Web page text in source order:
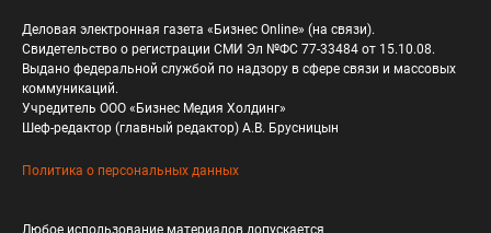
Деловая электронная газета «Бизнес Online» (на связи).
Свидетельство о регистрации СМИ Эл №ФС 77-33484 от 15.10.08.
Выдано федеральной службой по надзору в сфере связи и массовых
коммуникаций.
Учредитель ООО «Бизнес Медия Холдинг»
Шеф-редактор (главный редактор) А.В. Брусницын
Политика о персональных данных
Любое использование материалов допускается